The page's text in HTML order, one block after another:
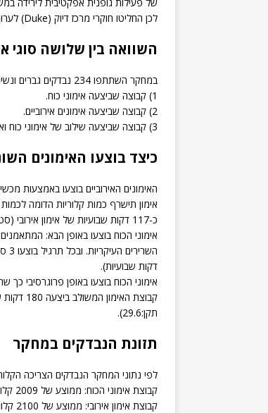
לכן החליטו חוקרי מרכז דיוק (Duke) לערוך מחקר שיסייע לספק המלצות יעילות למעוניינים לרדת במשקל.
השוואה בין שלושה סוגי
במחקר השתתפו 234 נבדקים גברים ונשים במצב של עודף משקל או השמנה. הנבדקים חולקו ל3 קבוצות:
1) קבוצה שביצעה אימוני כוח.
2) קבוצה שביצעה אימונים אירוביים.
3) קבוצה שביצעה שילוב של אימוני כוח ואימונים אירוביים.
כיצד בוצעו האימונים
האימונים האירוביים בוצעו באמצעות
כ-117 דקות שבועיות של אימון אירובי (סטיית תקן: 19.5).
דקות שבועיות).
אימוני הכוח בוצעו באופן פרוגרסיבי
תקן:29.6).
תזונת הנבדקים במחקר
לפי נתוני המחקר הנבדקים הצריכה
קבוצת אימוני הכוח: ממוצע של 2009 קלוריות ביום (סטיית תקן של 569).
קבוצת אימון אירובי: ממוצע של 2100 קלוריות ביום(סטיית תקן של 478).